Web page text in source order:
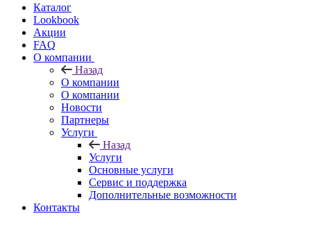
Каталог
Lookbook
Акции
FAQ
О компании
Назад
О компании
О компании
Новости
Партнеры
Услуги
Назад
Услуги
Основные услуги
Сервис и поддержка
Дополнительные возможности
Контакты